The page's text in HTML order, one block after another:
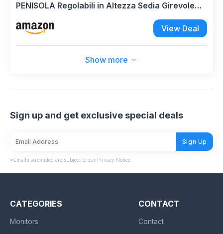
PENISOLA Regolabili in Altezza Sedia Girevole
per PIZZERIE Pub RISTORANTI Hotel Soggiorno
Ufficio - Modello Wave - X2-Bianco
View Deal
Show more
Sign up and get exclusive special deals
Sign Up
*Emails submitted are subject to our Privacy Notice
CATEGORIES
Monitors
CONTACT
Contact